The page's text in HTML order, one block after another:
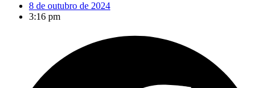
8 de outubro de 2024
3:16 pm